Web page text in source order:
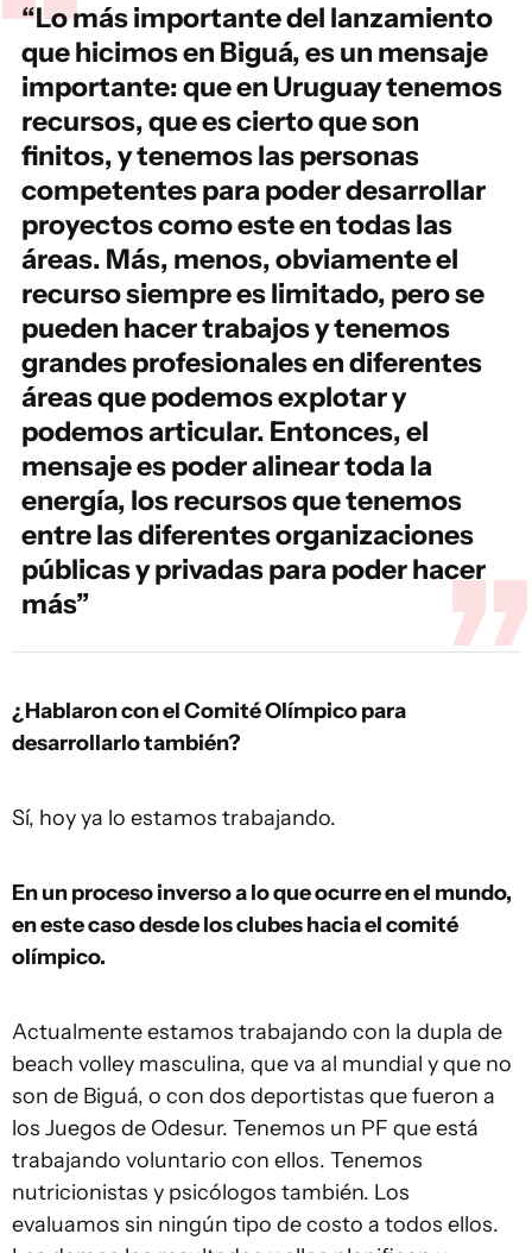
“Lo más importante del lanzamiento
que hicimos en Biguá, es un mensaje
importante: que en Uruguay tenemos
recursos, que es cierto que son
finitos, y tenemos las personas
competentes para poder desarrollar
proyectos como este en todas las
áreas. Más, menos, obviamente el
recurso siempre es limitado, pero se
pueden hacer trabajos y tenemos
grandes profesionales en diferentes
áreas que podemos explotar y
podemos articular. Entonces, el
mensaje es poder alinear toda la
energía, los recursos que tenemos
entre las diferentes organizaciones
públicas y privadas para poder hacer
más”
¿Hablaron con el Comité Olímpico para
desarrollarlo también?
Sí, hoy ya lo estamos trabajando.
En un proceso inverso a lo que ocurre en el mundo,
en este caso desde los clubes hacia el comité
olímpico.
Actualmente estamos trabajando con la dupla de
beach volley masculina, que va al mundial y que no
son de Biguá, o con dos deportistas que fueron a
los Juegos de Odesur. Tenemos un PF que está
trabajando voluntario con ellos. Tenemos
nutricionistas y psicólogos también. Los
evaluamos sin ningún tipo de costo a todos ellos.